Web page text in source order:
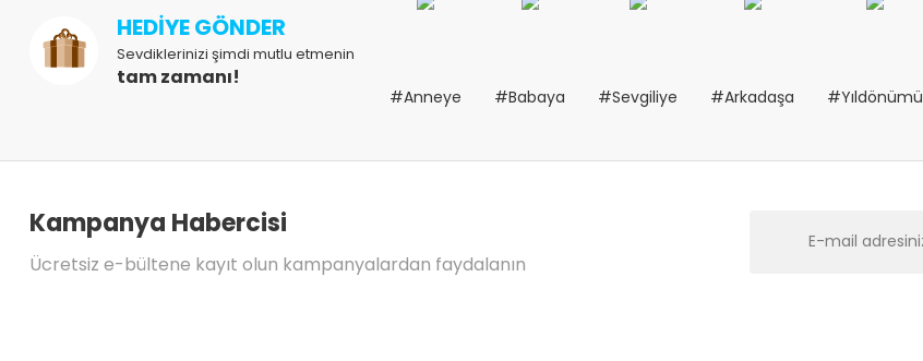
HEDİYE GÖNDER
Sevdiklerinizi şimdi mutlu etmenin
tam zamanı!
#Anneye #Babaya #Sevgiliye #Arkadaşa #Yıldönümü
Kampanya Habercisi
Ücretsiz e-bültene kayıt olun kampanyalardan faydalanın